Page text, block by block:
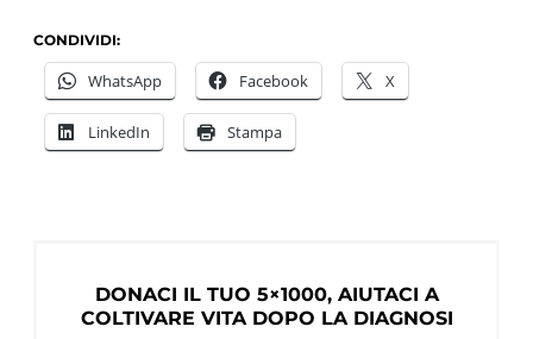
(Parte
2°):
con
CONDIVIDI:
WhatsApp Facebook X
LinkedIn Stampa
DONACI IL TUO 5×1000, AIUTACI A
COLTIVARE VITA DOPO LA DIAGNOSI